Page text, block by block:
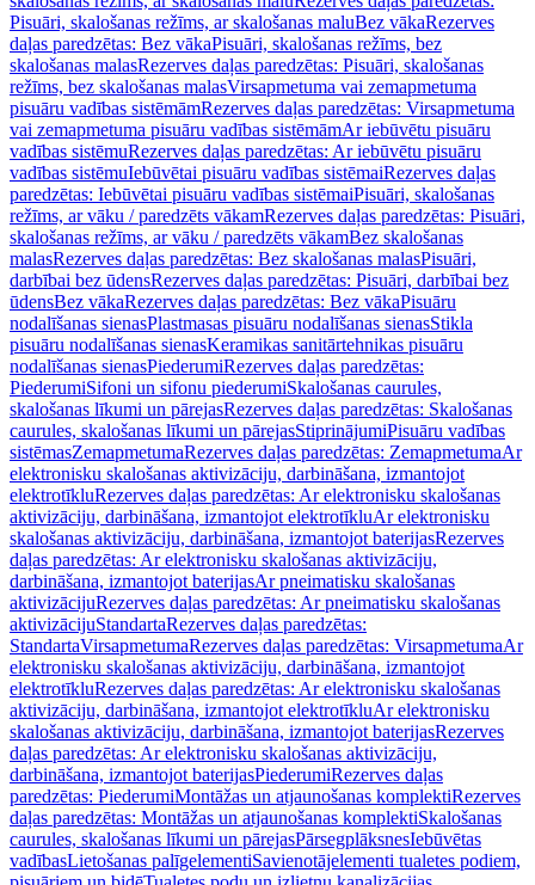
Pisuāri, skalošanas režīms, ar skalošanas maluBez vākaRezerves
daļas paredzētas: Bez vākaPisuāri, skalošanas režīms, bez
skalošanas malasRezerves daļas paredzētas: Pisuāri, skalošanas
režīms, bez skalošanas malasVirsapmetuma vai zemapmetuma
pisuāru vadības sistēmāmRezerves daļas paredzētas: Virsapmetuma
vai zemapmetuma pisuāru vadības sistēmāmAr iebūvētu pisuāru
vadības sistēmuRezerves daļas paredzētas: Ar iebūvētu pisuāru
vadības sistēmuIebūvētai pisuāru vadības sistēmaiRezerves daļas
paredzētas: Iebūvētai pisuāru vadības sistēmaiPisuāri, skalošanas
režīms, ar vāku / paredzēts vākamRezerves daļas paredzētas: Pisuāri,
skalošanas režīms, ar vāku / paredzēts vākamBez skalošanas
malasRezerves daļas paredzētas: Bez skalošanas malasPisuāri,
darbībai bez ūdensRezerves daļas paredzētas: Pisuāri, darbībai bez
ūdensBez vākaRezerves daļas paredzētas: Bez vākaPisuāru
nodalīšanas sienasPlastmasas pisuāru nodalīšanas sienasStikla
pisuāru nodalīšanas sienasKeramikas sanitārtehnikas pisuāru
nodalīšanas sienasPiederumiRezerves daļas paredzētas:
PiederumiSifoni un sifonu piederumiSkalošanas caurules,
skalošanas līkumi un pārejasRezerves daļas paredzētas: Skalošanas
caurules, skalošanas līkumi un pārejasStiprinājumiPisuāru vadības
sistēmasZemapmetumaRezerves daļas paredzētas: ZemapmetumaAr
elektronisku skalošanas aktivizāciju, darbināšana, izmantojot
elektrotīkluRezerves daļas paredzētas: Ar elektronisku skalošanas
aktivizāciju, darbināšana, izmantojot elektrotīkluAr elektronisku
skalošanas aktivizāciju, darbināšana, izmantojot baterijasRezerves
daļas paredzētas: Ar elektronisku skalošanas aktivizāciju,
darbināšana, izmantojot baterijasAr pneimatisku skalošanas
aktivizācijuRezerves daļas paredzētas: Ar pneimatisku skalošanas
aktivizācijuStandartaRezerves daļas paredzētas:
StandartaVirsapmetumaRezerves daļas paredzētas: VirsapmetumaAr
elektronisku skalošanas aktivizāciju, darbināšana, izmantojot
elektrotīkluRezerves daļas paredzētas: Ar elektronisku skalošanas
aktivizāciju, darbināšana, izmantojot elektrotīkluAr elektronisku
skalošanas aktivizāciju, darbināšana, izmantojot baterijasRezerves
daļas paredzētas: Ar elektronisku skalošanas aktivizāciju,
darbināšana, izmantojot baterijasPiederumiRezerves daļas
paredzētas: PiederumiMontāžas un atjaunošanas komplektiRezerves
daļas paredzētas: Montāžas un atjaunošanas komplektiSkalošanas
caurules, skalošanas līkumi un pārejasPārsegplāksnesIebūvētas
vadībasLietošanas palīgelementiSavienotājelementi tualetes podiem,